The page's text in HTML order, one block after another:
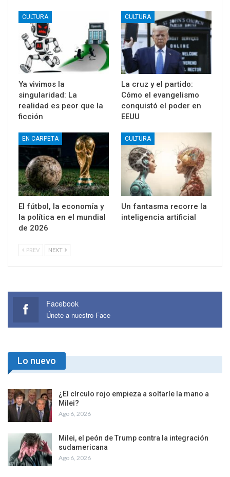
CULTURA
Ya vivimos la
singularidad: La
realidad es peor que la
ficción
CULTURA
La cruz y el partido:
Cómo el evangelismo
conquistó el poder en
EEUU
EN CARPETA
El fútbol, la economía y
la política en el mundial
de 2026
CULTURA
Un fantasma recorre la
inteligencia artificial
PREV NEXT
Facebook
Únete a nuestro Face
Lo nuevo
¿El círculo rojo empieza a soltarle la mano a
Milei?
Ago 6, 2026
Milei, el peón de Trump contra la integración
sudamericana
Ago 6, 2026